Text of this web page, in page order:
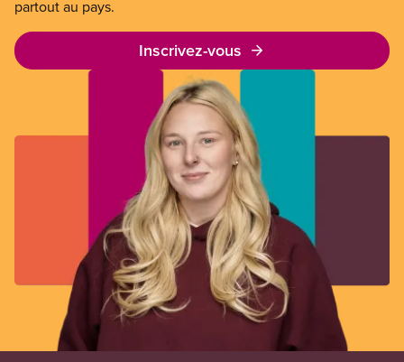
partout au pays.
Inscrivez-vous